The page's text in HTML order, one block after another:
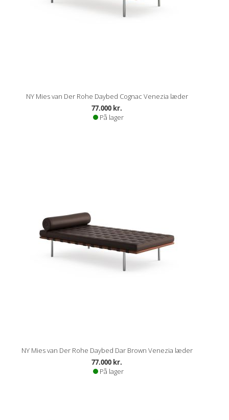
NY Mies van Der Rohe Daybed Cognac Venezia læder
77.000 kr.
På lager
NY Mies van Der Rohe Daybed Dar Brown Venezia læder
77.000 kr.
På lager